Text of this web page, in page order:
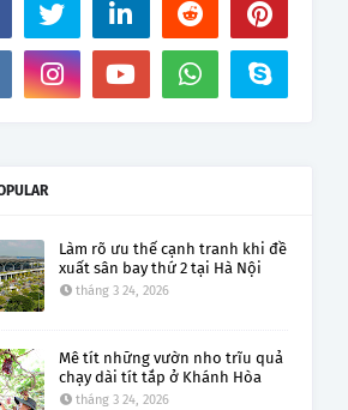
Làm rõ ưu thế cạnh tranh khi đề
xuất sân bay thứ 2 tại Hà Nội
tháng 3 24, 2026
Mê tít những vườn nho trĩu quả
chạy dài tít tắp ở Khánh Hòa
tháng 3 24, 2026